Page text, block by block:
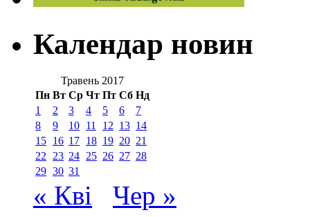
Календар новин
Травень 2017
Пн Вт Ср Чт Пт Сб Нд
1
2 3 4 5 6
7
8
9 10 11 12 13 14
15 16 17 18 19 20 21
22
23 24 25 26 27 28
29 30 31
« Кві Чер »